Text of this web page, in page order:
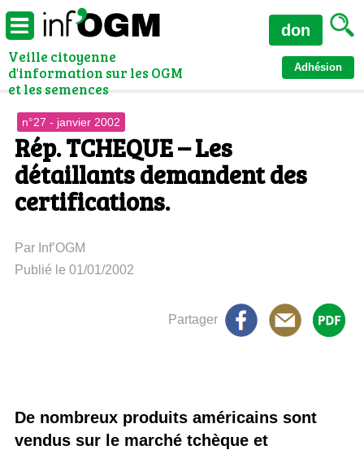
Veille citoyenne
d'information sur les OGM
et les semences
Adhésion
don
n°27 - janvier 2002
Rép. TCHEQUE – Les
détaillants demandent des
certifications.
Par Inf’OGM
Publié le 01/01/2002
Partager
De nombreux produits américains sont
vendus sur le marché tchèque et